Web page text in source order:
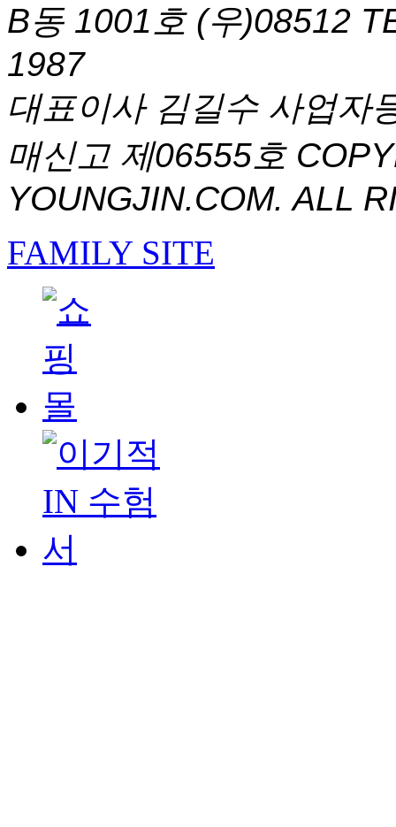
B동 1001호 (우)08512
1987
대표이사 김길수 사업자
매신고 제06555호
YOUNGJIN.COM. ALL
FAMILY SITE